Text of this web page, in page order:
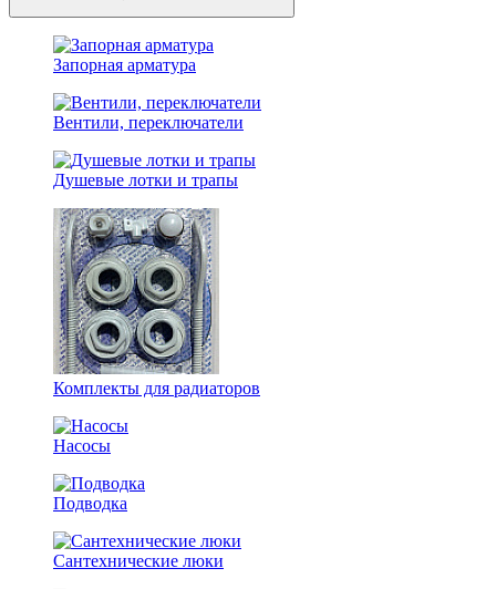
Запорная арматура
Вентили, переключатели
Душевые лотки и трапы
Комплекты для радиаторов
Насосы
Подводка
Сантехнические люки